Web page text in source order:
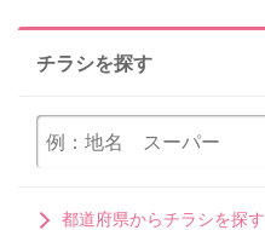
チラシを探す
都道府県からチラシを探す